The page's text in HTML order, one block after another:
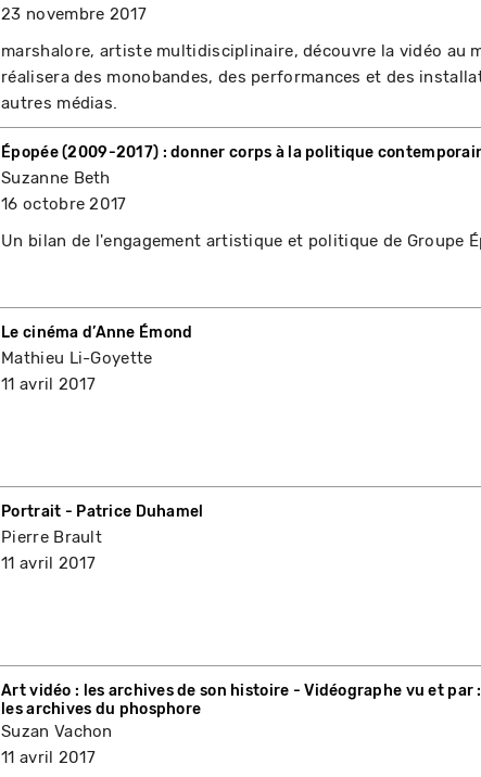
23 novembre 2017
marshalore, artiste multidisciplinaire, découvre la vidéo au
réalisera des monobandes, des performances et des
autres médias.
Épopée (2009-2017) : donner corps à la politique
Suzanne Beth
16 octobre 2017
Un bilan de l'engagement artistique et politique de Groupe
Le cinéma d’Anne Émond
Mathieu Li-Goyette
11 avril 2017
Portrait - Patrice Duhamel
Pierre Brault
11 avril 2017
Art vidéo : les archives de son histoire - Vidéographe vu et par
les archives du phosphore
Suzan Vachon
11 avril 2017